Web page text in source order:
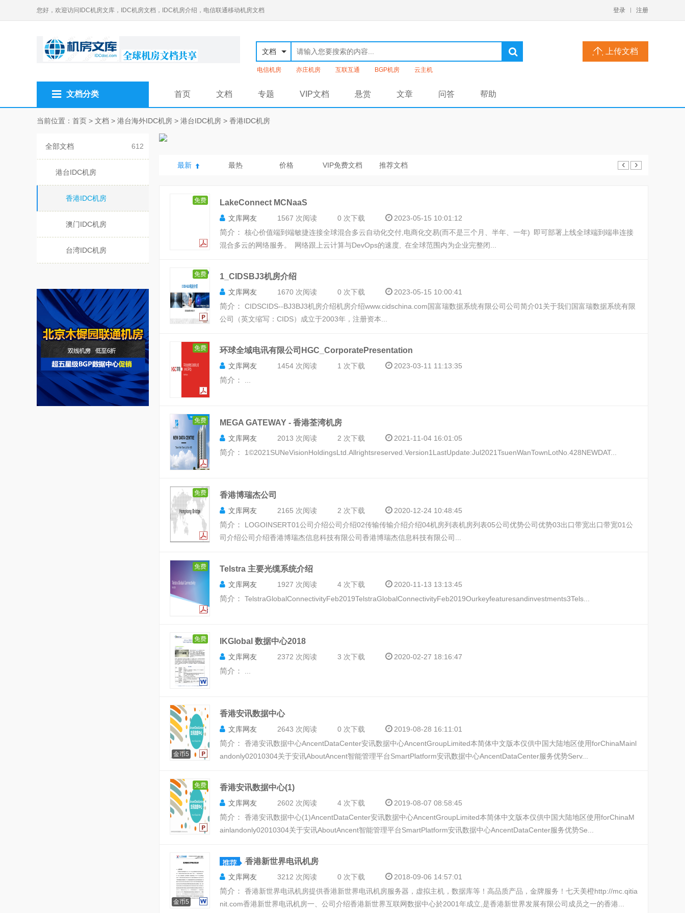
您好，欢迎访问IDC机房文库，IDC机房文档，IDC机房介绍，电信联通移动机房文档 登录 注册
文档
电信机房 亦庄机房 互联互通 BGP机房 云主机
上传文档
文档分类 首页 文档 专题 VIP文档 悬赏 文章 问答 帮助
当前位置： 首页 > 文档 > 港台海外IDC机房 > 港台IDC机房 > 香港IDC机房
全部文档 612
港台IDC机房
香港IDC机房
澳门IDC机房
台湾IDC机房
最新 最热 价格 VIP免费文档 推荐文档 ›
‹
免费 LakeConnect MCNaaS
文库网友 1567 次阅读 0 次下载 2023-05-15 10:01:12
简介：
核心价值端到端敏捷连接全球混合多云⾃动化交付,电商化交易(⽽不是三个⽉、半年、⼀年) 即可部署上线全球端到端串连接
混合多云的⽹络服务。 ⽹络跟上云计算与DevOps的速度, 在全球范围内为企业完整闭...
免费 1_CIDSBJ3机房介绍
文库网友 1670 次阅读 0 次下载 2023-05-15 10:00:41
简介：
CIDSCIDS--BJ3BJ3机房介绍机房介绍www.cidschina.com国富瑞数据系统有限公司 公司简介01 关于我们国富瑞数据系统有限
公司（英文缩写：CIDS）成立于2003年，注册资本...
免费 环球全域电讯有限公司HGC_CorporatePresentation
文库网友 1454 次阅读 1 次下载 2023-03-11 11:13:35
简介：
免费 MEGA GATEWAY - 香港荃湾机房
文库网友 2013 次阅读 2 次下载 2021-11-04 16:01:05
简介： 1©2021SUNeVisionHoldingsLtd.Allrightsreserved.Version1LastUpdate:Jul2021TsuenWanTownLotNo.428NEWDAT...
免费 香港博瑞杰公司
文库网友 2165 次阅读 2 次下载 2020-12-24 10:48:45
简介：
LOGOINSERT01公司介绍公司介绍02传输传输介绍介绍04机房列表机房列表05公司优势公司优势03出口带宽出口带宽 01公
司介绍公司介绍 香港博瑞杰信息科技有限公司香港博瑞杰信息科技有限公司...
免费 Telstra 主要光缆系统介绍
文库网友 1927 次阅读 4 次下载 2020-11-13 13:13:45
简介： TelstraGlobalConnectivityFeb2019 TelstraGlobalConnectivityFeb2019 Ourkeyfeaturesandinvestments3Tels...
免费 IKGlobal 数据中心2018
文库网友 2372 次阅读 3 次下载 2020-02-27 18:16:47
简介：
金币5
香港安讯数据中心
文库网友 2643 次阅读 0 次下载 2019-08-28 16:11:01
简介：
香港安讯数据中心 AncentDataCenter安讯数据中心AncentGroupLimited本简体中文版本仅供中国大陆地区使用forChinaMainl
andonly 02010304关于安讯AboutAncent智能管理平台SmartPlatform安讯数据中心AncentDataCenter服务优势Serv...
免费 香港安讯数据中心(1)
文库网友 2602 次阅读 4 次下载 2019-08-07 08:58:45
简介：
香港安讯数据中心(1) AncentDataCenter安讯数据中心AncentGroupLimited本简体中文版本仅供中国大陆地区使用forChinaM
ainlandonly 02010304关于安讯AboutAncent智能管理平台SmartPlatform安讯数据中心AncentDataCenter服务优势Se...
金币5
香港新世界电讯机房
文库网友 3212 次阅读 0 次下载 2018-09-06 14:57:01
简介：
香港新世界电讯机房提供香港新世界电讯机房服务器，虚拟主机，数据库等！高品质产品，金牌服务！七天美橙http://mc.qitia
nit.com香港新世界电讯机房一、公司介绍香港新世界互联网数据中心於2001年成立,是香港新世界发展有限公司成员之一的香港...